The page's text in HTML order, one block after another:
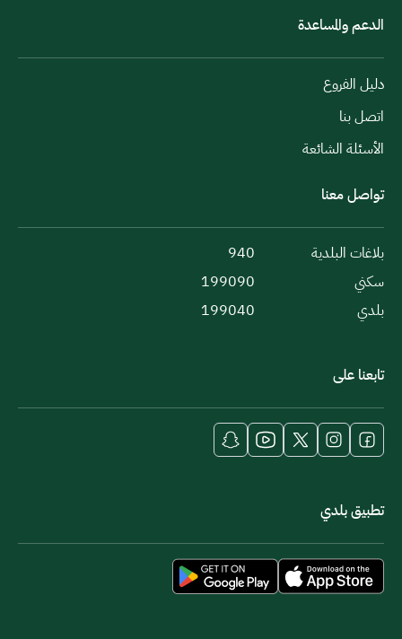
الدعم والمساعدة
دليل الفروع
اتصل بنا
الأسئلة الشائعة
تواصل معنا
بلاغات البلدية
940
سكني
199090
بلدي
199040
تابعنا على
تطبيق بلدي